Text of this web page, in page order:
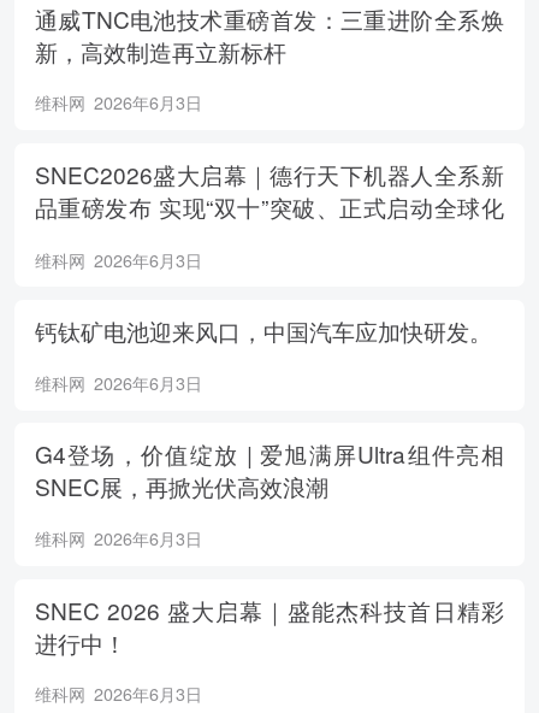
通威TNC电池技术重磅首发：三重进阶全系焕
新，高效制造再立新标杆
维科网 2026年6月3日
SNEC2026盛大启幕｜德行天下机器人全系新
品重磅发布 实现“双十”突破、正式启动全球化
维科网 2026年6月3日
钙钛矿电池迎来风口，中国汽车应加快研发。
维科网 2026年6月3日
G4登场，价值绽放 | 爱旭满屏Ultra组件亮相
SNEC展，再掀光伏高效浪潮
维科网 2026年6月3日
SNEC 2026 盛大启幕｜盛能杰科技首日精彩
进行中！
维科网 2026年6月3日